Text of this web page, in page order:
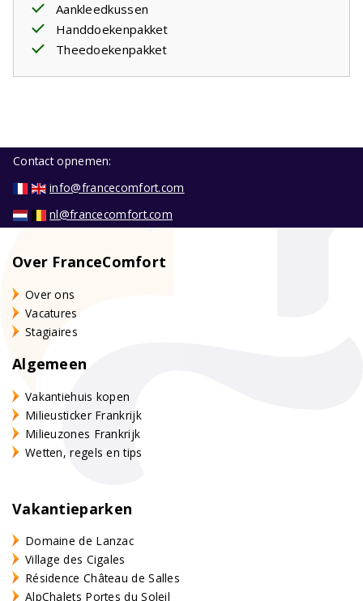
Aankleedkussen
Handdoekenpakket
Theedoekenpakket
Contact opnemen:
info@francecomfort.com
nl@francecomfort.com
Over FranceComfort
Over ons
Vacatures
Stagiaires
Algemeen
Vakantiehuis kopen
Milieusticker Frankrijk
Milieuzones Frankrijk
Wetten, regels en tips
Vakantieparken
Domaine de Lanzac
Village des Cigales
Résidence Château de Salles
AlpChalets Portes du Soleil